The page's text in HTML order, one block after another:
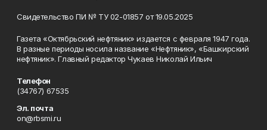
Свидетельство ПИ № ТУ 02-01857 от 19.05.2025
Газета «Октябрьский нефтяник» издается с февраля 1947 года.
В разные периоды носила название «Нефтяник», «Башкирский
нефтяник». Главный редактор Чукаев Николай Ильич
Телефон
(34767) 67535
Эл. почта
on@rbsmi.ru